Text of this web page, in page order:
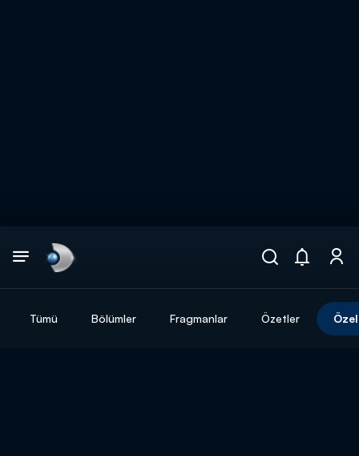
Tümü Bölümler Fragmanlar Özetler